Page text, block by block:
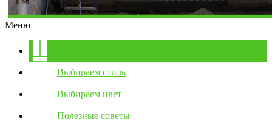
Меню
Выбираем стиль
Выбираем цвет
Полезные советы